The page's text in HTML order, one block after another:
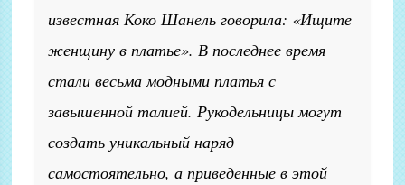
известная Коко Шанель говорила: «Ищите
женщину в платье». В последнее время
стали весьма модными платья с
завышенной талией. Рукодельницы могут
создать уникальный наряд
самостоятельно, а приведенные в этой